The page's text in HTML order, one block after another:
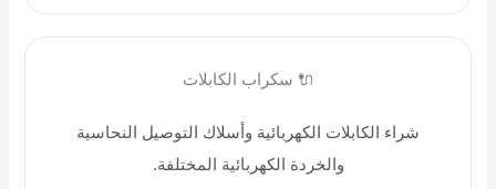
🔌 سكراب الكابلات
شراء الكابلات الكهربائية وأسلاك التوصيل النحاسية
والخردة الكهربائية المختلفة.